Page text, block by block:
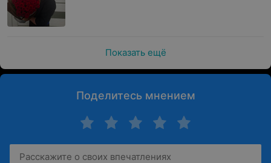
Показать ещё
Поделитесь мнением